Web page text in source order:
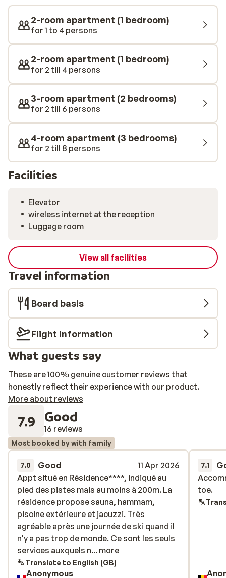
apartments are comfortable and from your balcony
you will have a fantastic view of the snow-capped
mountain peaks and the slopes of Val Cenis. You will
find several shops and restaurants within walking
distance, including a supermarket and a ski shop. To
end your busy day with some relaxation, take
advantage of the heated outdoor swimming pool or the
2-room apartment (1 bedroom)
for 1 to 4 persons
2-room apartment (1 bedroom)
for 2 till 4 persons
3-room apartment (2 bedrooms)
for 2 till 6 persons
4-room apartment (3 bedrooms)
for 2 till 8 persons
Facilities
Elevator
wireless internet at the reception
Luggage room
View all facilities
Travel information
Board basis
Flight information
What guests say
These are 100% genuine customer reviews that
honestly reflect their experience with our product.
More about reviews
7.9 Good
16 reviews
Most booked by with family
7.0 Good
11 Apr 2026
Appt situé en Résidence****, indiqué au
pied des pistes mais au moins à 200m. La
résidence propose sauna, hammam,
piscine extérieure et jacuzzi. Très
agréable après une journée de ski quand il
n'y a pas trop de monde. Ce sont les seuls
services auxquels nous pouvions
prétendre! Pour pouvoir bénéficier de la
livraison de pain à la résidence par
Appt situé en Résidence****, indiqué au
pied des pistes mais au moins à 200m. La
résidence propose sauna, hammam,
piscine extérieure et jacuzzi. Très
agréable après une journée de ski quand il
n'y a pas trop de monde. Ce sont les seuls
services auxquels n... more
Translate to English (GB)
Anonymous
7.1
toe.
toe.